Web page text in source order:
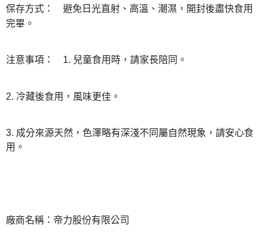
保存方式：
避免日光直射、高溫、潮濕，開封後盡快食用
完畢。
注意事項： 1. 兒童食用時，請家長陪同。
2. 冷藏後食用，風味更佳。
3. 成分來源天然，色澤略有深淺不同屬自然現象，請安心食
用。
廠商名稱：帝力股份有限公司